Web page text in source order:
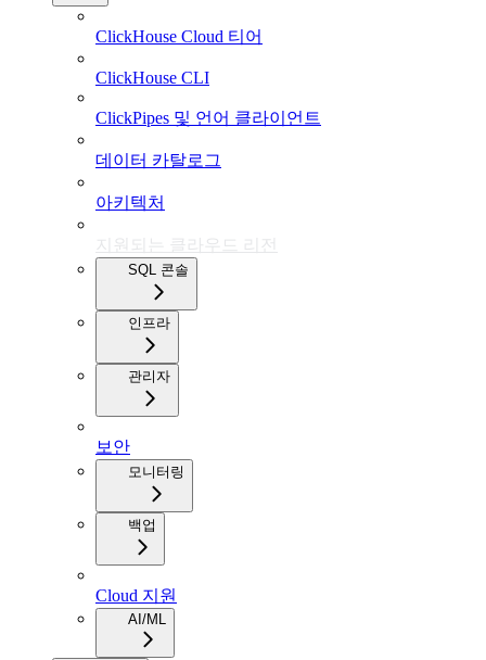
ClickHouse Cloud 티어
ClickHouse CLI
ClickPipes 및 언어 클라이언트
데이터 카탈로그
아키텍처
지원되는 클라우드 리전
SQL 콘솔
인프라
관리자
보안
모니터링
백업
Cloud 지원
AI/ML